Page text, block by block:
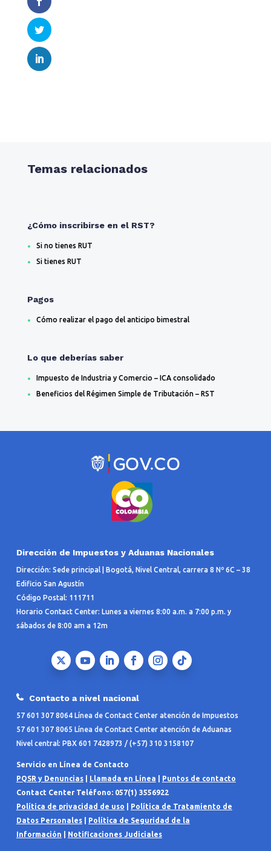
Temas relacionados
¿Cómo inscribirse en el RST?
Si no tienes RUT
Si tienes RUT
Pagos
Cómo realizar el pago del anticipo bimestral
Lo que deberías saber
Impuesto de Industria y Comercio – ICA consolidado
​Beneficios del Régimen Simple de Tributación – RST
Dirección de Impuestos y Aduanas Nacionales
Dirección: Sede principal | Bogotá, Nivel Central, carrera 8 Nº 6C – 38
Edificio San Agustín
Código Postal: 111711
Horario Contact Center: Lunes a viernes 8:00 a.m. a 7:00 p.m. y
sábados de 8:00 am a 12m
Contacto a nivel nacional
57 601 307 8064 Línea de Contact Center atención de Impuestos
57 601 307 8065 Línea de Contact Center atención de Aduanas
Nivel central: PBX 601 7428973 / (+57) 310 3158107
Servicio en Línea de Contacto
PQSR y Denuncias| Llamada en Línea
Puntos de contacto
Contact Center Teléfono: 057(1) 3556922
Política de privacidad de uso
Política de Tratamiento de
Datos Personales| Política de Seguridad de la
Información
Notificaciones Judiciales